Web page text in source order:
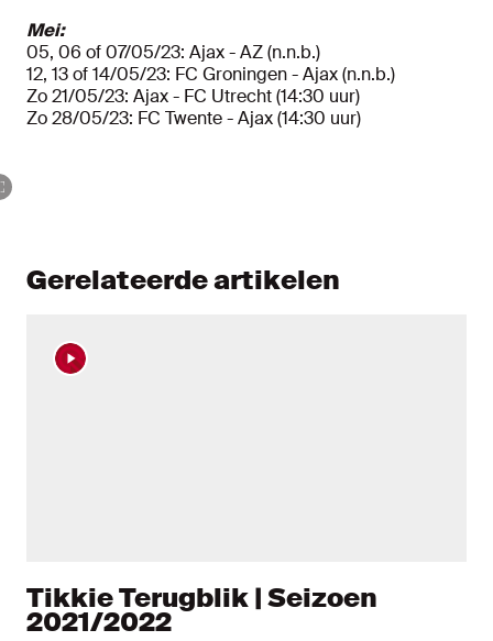
Mei:
05, 06 of 07/05/23: Ajax - AZ (n.n.b.)
12, 13 of 14/05/23: FC Groningen - Ajax (n.n.b.)
Zo 21/05/23: Ajax - FC Utrecht (14:30 uur)
Zo 28/05/23: FC Twente - Ajax (14:30 uur)
Gerelateerde artikelen
Tikkie Terugblik | Seizoen
2021/2022